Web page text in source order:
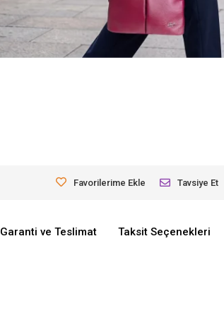
Favorilerime Ekle Tavsiye Et
Garanti ve Teslimat Taksit Seçenekleri